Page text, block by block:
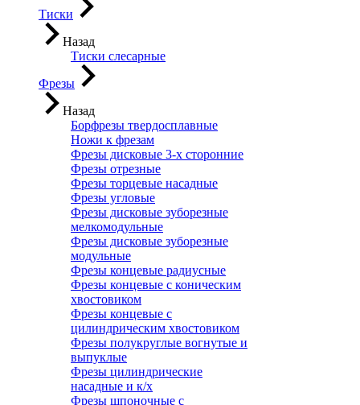
Тиски
Назад
Тиски слесарные
Фрезы
Назад
Борфрезы твердосплавные
Ножи к фрезам
Фрезы дисковые 3-х сторонние
Фрезы отрезные
Фрезы торцевые насадные
Фрезы угловые
Фрезы дисковые зуборезные
мелкомодульные
Фрезы дисковые зуборезные
модульные
Фрезы концевые радиусные
Фрезы концевые с коническим
хвостовиком
Фрезы концевые с
цилиндрическим хвостовиком
Фрезы полукруглые вогнутые и
выпуклые
Фрезы цилиндрические
насадные и к/х
Фрезы шпоночные с